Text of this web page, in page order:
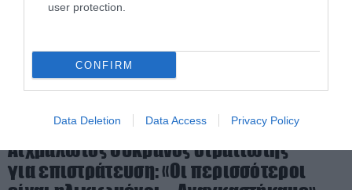
user protection.
CONFIRM
Data Deletion Data Access Privacy Policy
PRONEWS.GR /ΕΝΟΠΛΕΣ ΣΥΓΚΡΟΥΣΕΙΣ
Αιχμάλωτος Ουκρανός στρατιώτης
για επιστράτευση: «Οι περισσότεροι